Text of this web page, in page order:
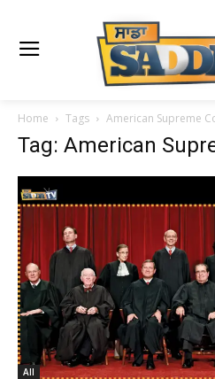
Home Tags American Supreme
Tag: American
All